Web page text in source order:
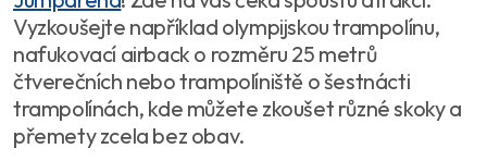
Vyzkoušejte například olympijskou trampolínu,
nafukovací airback o rozměru 25 metrů
čtverečních nebo trampolíniště o šestnácti
trampolínách, kde můžete zkoušet různé skoky a
přemety zcela bez obav.